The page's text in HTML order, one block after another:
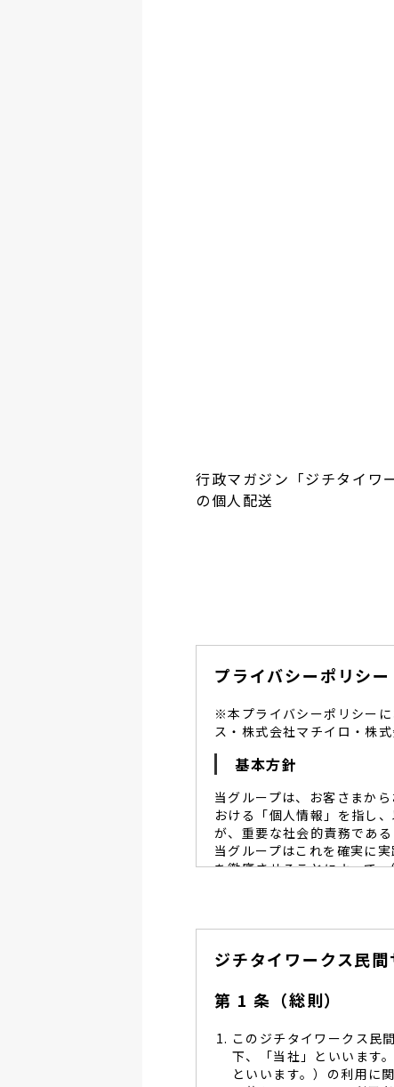
行政マガジン「ジチタイワ
の個人配送
プライバシーポリシー
※本プライバシーポリシー
ス・株式会社マチイロ・株
基本方針
当グループは、お客さまか
おける「個人情報」を指し
が、重要な社会的責務である
当グループはこれを確実に
を徹底させることによって
当グループは、個人情
個人情報保護に努めます
し、同意を得た必要な範
管理を求め、委託先を監
当グループは、お預か
る予防並びに是正の為、
当グループは、個人情報
します。
ジチタイワークス民
第 1 条（総則）
このジチタイワークス民
下、「当社」といいます
といいます。）の利用に